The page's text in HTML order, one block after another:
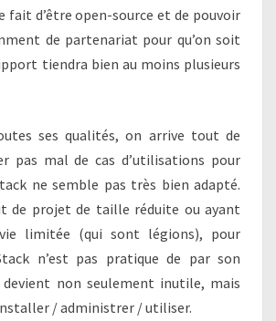
fait d’être open-source et de pouvoir
de partenariat pour qu’on soit
tiendra bien au moins plusieurs
ses qualités, on arrive tout de
pas mal de cas d’utilisations pour
ne semble pas très bien adapté.
de projet de taille réduite ou ayant
limitée (qui sont légions), pour
n’est pas pratique de par son
non seulement inutile, mais
/ administrer / utiliser.